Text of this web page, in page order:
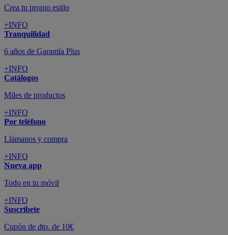
Crea tu propio estilo
+INFO
Tranquilidad
6 años de Garantía Plus
+INFO
Catálogos
Miles de productos
+INFO
Por teléfono
Llámanos y compra
+INFO
Nueva app
Todo en tu móvil
+INFO
Suscríbete
Cupón de dto. de 10€